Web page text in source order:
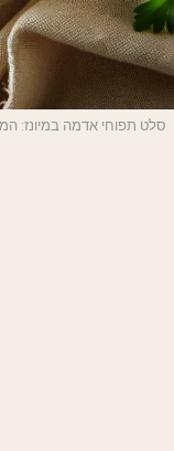
סלט תפוחי אדמה במיונז: